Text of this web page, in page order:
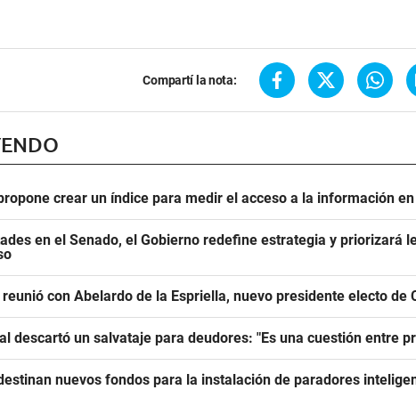
Compartí la nota:
crear un índice para medir el acceso a la información
en el Senado, el Gobierno redefine estrategia y priorizará
con Abelardo de la Espriella, nuevo presidente electo de
descartó un salvataje para deudores: "Es una cuestión entre
nuevos fondos para la instalación de paradores